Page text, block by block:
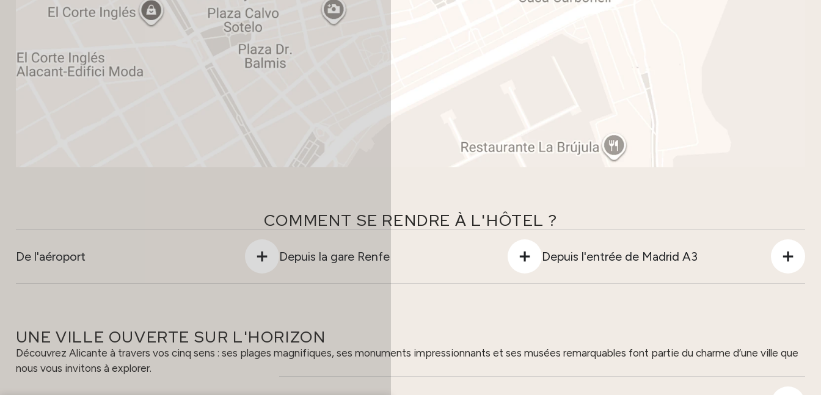
COMMENT SE RENDRE À L'HÔTEL ?
De l'aéroport Depuis la gare Renfe Depuis l'entrée de Madrid A3
UNE VILLE OUVERTE SUR L'HORIZON
Découvrez Alicante à travers vos cinq sens : ses plages magnifiques, ses monuments impressionnants et ses musées remarquables font partie du charme d’une ville que
nous vous invitons à explorer.